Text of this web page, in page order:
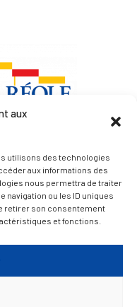
aux
utilisons des technologies
aux informations des
nous permettra de traiter
navigation ou les ID uniques
retirer son consentement
et fonctions.
de Gaulle
12h30 et 13h30 à